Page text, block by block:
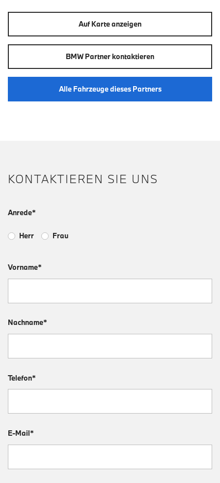
Auf Karte anzeigen
BMW Partner kontaktieren
Alle Fahrzeuge dieses Partners
KONTAKTIEREN SIE UNS
Anrede*
Herr Frau
Vorname*
Nachname*
Telefon*
E-Mail*